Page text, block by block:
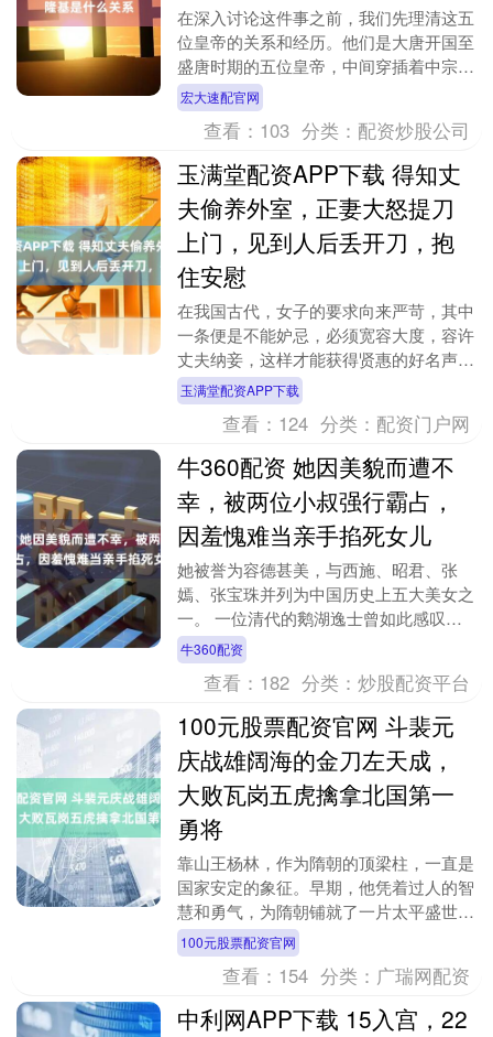
在深入讨论这件事之前，我们先理清这五
位皇帝的关系和经历。他们是大唐开国至
盛唐时期的五位皇帝，中间穿插着中宗与
睿宗。整体来看，这五位皇帝各有千秋，
总体素质不低。 ....
宏大速配官网
查看： 103 分类： 配资炒股公司
玉满堂配资APP下载 得知丈
夫偷养外室，正妻大怒提刀
上门，见到人后丢开刀，抱
住安慰
在我国古代，女子的要求向来严苛，其中
一条便是不能妒忌，必须宽容大度，容许
丈夫纳妾，这样才能获得贤惠的好名声。
然而，这种规定并不是所有女人都甘心接
受的，许多女人不....
玉满堂配资APP下载
查看： 124 分类： 配资门户网
牛360配资 她因美貌而遭不
幸，被两位小叔强行霸占，
因羞愧难当亲手掐死女儿
她被誉为容德甚美，与西施、昭君、张
嫣、张宝珠并列为中国历史上五大美女之
一。 一位清代的鹅湖逸士曾如此感叹她
的一生：不幸生于季世，又嫁高氏无礼之
家，迭遭污辱，几至....
牛360配资
查看： 182 分类：炒股配资平台
100元股票配资官网 斗裴元
庆战雄阔海的金刀左天成，
大败瓦岗五虎擒拿北国第一
勇将
靠山王杨林，作为隋朝的顶梁柱，一直是
国家安定的象征。早期，他凭着过人的智
慧和勇气，为隋朝铺就了一片太平盛世。
即便在隋炀帝荒淫无道之时，杨林依旧竭
尽全力守护着国家....
100元股票配资官网
查看： 154 分类： 广瑞网配资
中利网APP下载 15入宫，22